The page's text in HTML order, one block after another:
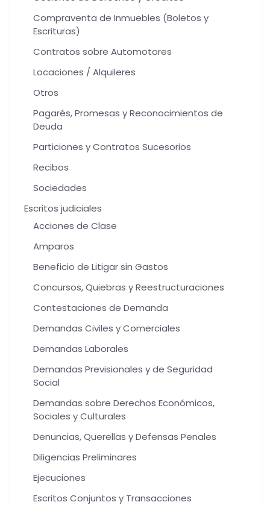
Compraventa de Inmuebles (Boletos y
Escrituras)
Contratos sobre Automotores
Locaciones / Alquileres
Otros
Pagarés, Promesas y Reconocimientos de
Deuda
Particiones y Contratos Sucesorios
Recibos
Sociedades
Escritos judiciales
Acciones de Clase
Amparos
Beneficio de Litigar sin Gastos
Concursos, Quiebras y Reestructuraciones
Contestaciones de Demanda
Demandas Civiles y Comerciales
Demandas Laborales
Demandas Previsionales y de Seguridad
Social
Demandas sobre Derechos Económicos,
Sociales y Culturales
Denuncias, Querellas y Defensas Penales
Diligencias Preliminares
Ejecuciones
Escritos Conjuntos y Transacciones